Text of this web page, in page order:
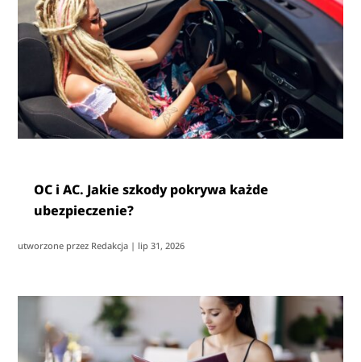
OC i AC. Jakie szkody pokrywa każde
ubezpieczenie?
utworzone przez Redakcja | lip 31, 2026